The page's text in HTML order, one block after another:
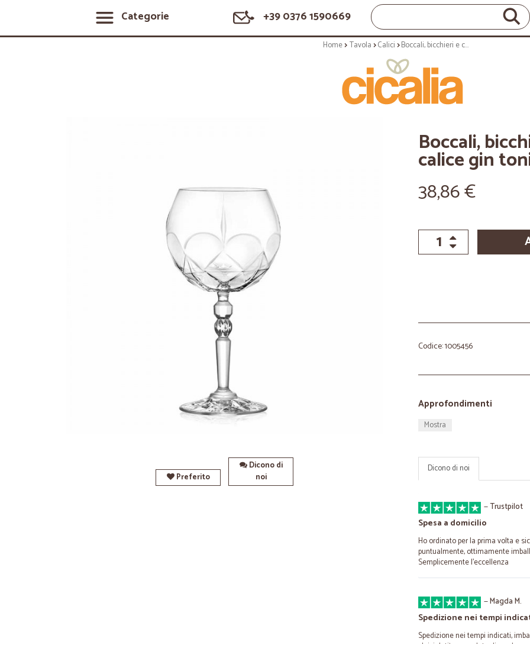
Categorie +39 0376 1590669
Home Tavola Calici Boccali, bicchieri e calici: Alkemist calice gin tonic 58 cl 6 pz
Preferito
Dicono di
noi
Boccali,
calice gin
38,86 €
Codice: 1005456
Approfondimenti
Mostra
Dicono di noi
—Trustpilot
Spesa a domicilio
Ho ordinato per la prima volta e
puntualmente, ottimamente
Semplicemente l'eccellenza
—Magda M.
Spedizione nei tempi
Spedizione nei tempi indicati,
sbriciolati), e con date di